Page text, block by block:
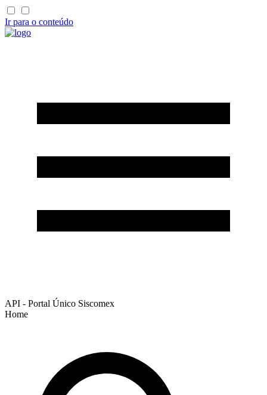
Ir para o conteúdo
API - Portal Único Siscomex
Home